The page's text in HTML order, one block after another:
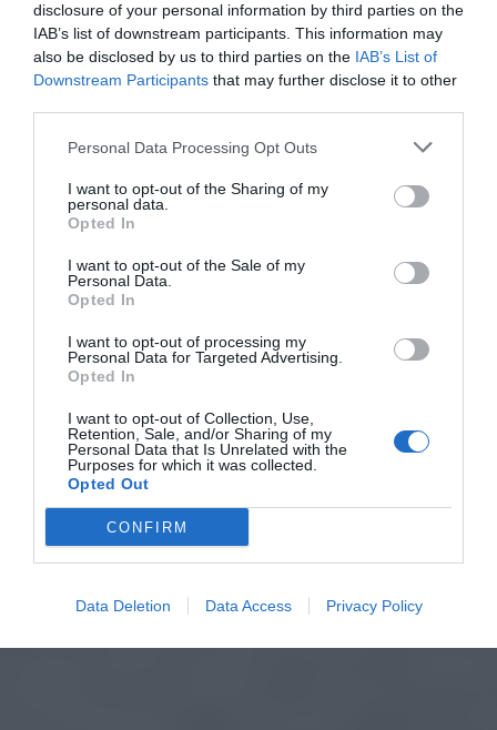
disclosure of your personal information by third parties on the
IAB’s list of downstream participants. This information may
also be disclosed by us to third parties on the IAB’s List of
Downstream Participants that may further disclose it to other
Personal Data Processing Opt Outs
I want to opt-out of the Sharing of my
personal data.
Opted In
I want to opt-out of the Sale of my
Personal Data.
Opted In
I want to opt-out of processing my
Personal Data for Targeted Advertising.
Opted In
I want to opt-out of Collection, Use,
Retention, Sale, and/or Sharing of my
Personal Data that Is Unrelated with the
Purposes for which it was collected.
Opted Out
CONFIRM
Data Deletion Data Access Privacy Policy